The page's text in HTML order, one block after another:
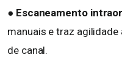
● Escaneamento
manuais e traz
de canal.